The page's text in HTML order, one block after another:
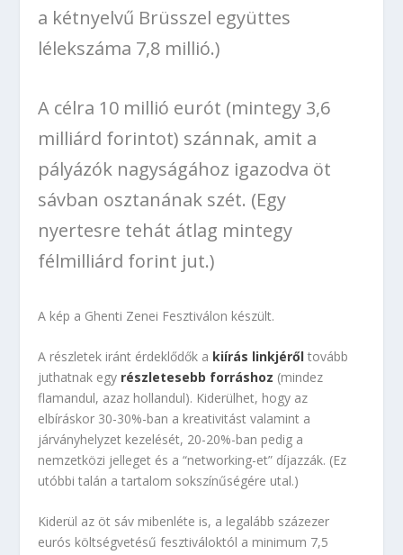
a kétnyelvű Brüsszel együttes
lélekszáma 7,8 millió.)
A célra 10 millió eurót (mintegy 3,6
milliárd forintot) szánnak, amit a
pályázók nagyságához igazodva öt
sávban osztanának szét. (Egy
nyertesre tehát átlag mintegy
félmilliárd forint jut.)
A kép a Ghenti Zenei Fesztiválon készült.
A részletek iránt érdeklődők a kiírás linkjéről tovább
juthatnak egy részletesebb forráshoz (mindez
flamandul, azaz hollandul). Kiderülhet, hogy az
elbíráskor 30-30%-ban a kreativitást valamint a
járványhelyzet kezelését, 20-20%-ban pedig a
nemzetközi jelleget és a “networking-et” díjazzák. (Ez
utóbbi talán a tartalom sokszínűségére utal.)
Kiderül az öt sáv mibenléte is, a legalább százezer
eurós költségvetésű fesztiváloktól a minimum 7,5